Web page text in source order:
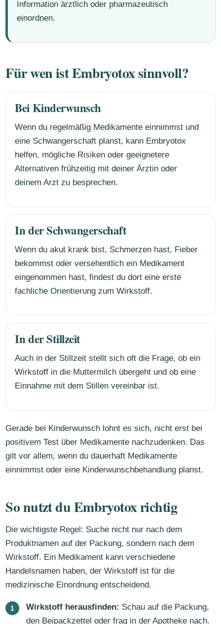
Information ärztlich oder pharmazeutisch
einordnen.
Für wen ist Embryotox sinnvoll?
Bei Kinderwunsch
Wenn du regelmäßig Medikamente einnimmst und
eine Schwangerschaft planst, kann Embryotox
helfen, mögliche Risiken oder geeignetere
Alternativen frühzeitig mit deiner Ärztin oder
deinem Arzt zu besprechen.
In der Schwangerschaft
Wenn du akut krank bist, Schmerzen hast, Fieber
bekommst oder versehentlich ein Medikament
eingenommen hast, findest du dort eine erste
fachliche Orientierung zum Wirkstoff.
In der Stillzeit
Auch in der Stillzeit stellt sich oft die Frage, ob ein
Wirkstoff in die Muttermilch übergeht und ob eine
Einnahme mit dem Stillen vereinbar ist.
Gerade bei Kinderwunsch lohnt es sich, nicht erst bei
positivem Test über Medikamente nachzudenken. Das
gilt vor allem, wenn du dauerhaft Medikamente
einnimmst oder eine Kinderwunschbehandlung planst.
So nutzt du Embryotox richtig
Die wichtigste Regel: Suche nicht nur nach dem
Produktnamen auf der Packung, sondern nach dem
Wirkstoff. Ein Medikament kann verschiedene
Handelsnamen haben, der Wirkstoff ist für die
medizinische Einordnung entscheidend.
Wirkstoff herausfinden: Schau auf die Packung,
den Beipackzettel oder frag in der Apotheke nach.